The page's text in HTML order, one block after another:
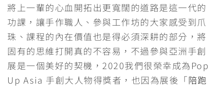
將上一輩的心血開拓出更寬闊的道路是這一代的
功課，讓手作職人、參與工作坊的大家感受到爪
珠、課程的內在價值也是得必須深耕的部分，將
固有的思維打開真的不容易，不過參與亞洲手創
展是一個美好的契機，2020我們很榮幸成為Pop
Up Asia 手創大人物得獎者，也因為展後「陪跑